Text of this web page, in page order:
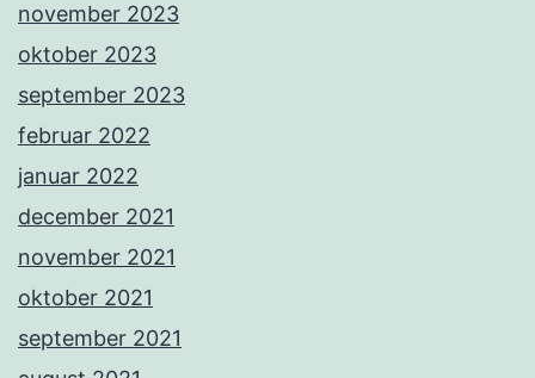
november 2023
oktober 2023
september 2023
februar 2022
januar 2022
december 2021
november 2021
oktober 2021
september 2021